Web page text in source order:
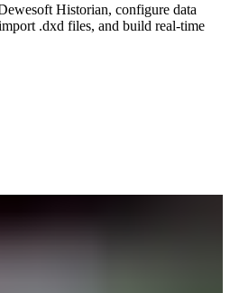
Historian, configure data
.dxd files, and build real-time